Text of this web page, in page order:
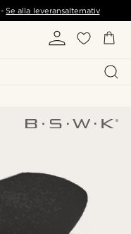
-Se alla leveransalternativ